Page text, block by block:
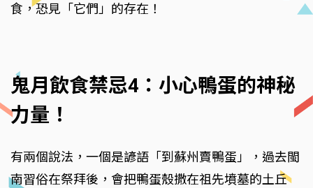
食，恐見「它們」的存在！
鬼月飲食禁忌4：小心鴨蛋的神秘
力量！
有兩個說法，一個是諺語「到蘇州賣鴨蛋」，過去閩
南習俗在祭拜後，會把鴨蛋殼撒在祖先墳墓的土丘